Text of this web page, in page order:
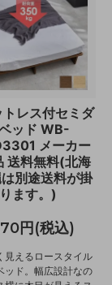
トレス付セミダ
ッド WB-
メーカー
送料無料(北海
別途送料が掛
ます。)
円(税込)
見えるロースタイル
ッド。幅広設計なの